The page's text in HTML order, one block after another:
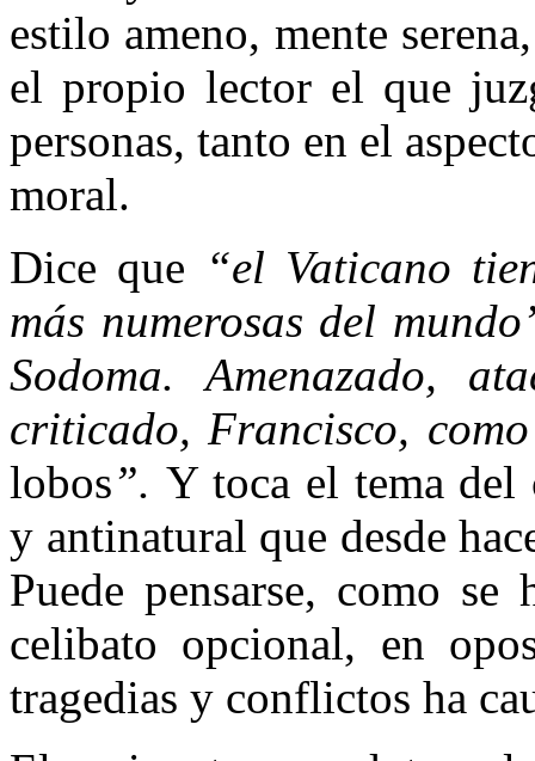
estilo ameno, mente
el propio lector el que
personas, tanto en el
moral.
Dice que “el Vaticano
más numerosas del
Sodoma. Amenazado,
criticado, Francisco,
lobos”. Y toca el tema del
y antinatural que desde
Puede pensarse, como
celibato opcional, en
tragedias y conflictos ha